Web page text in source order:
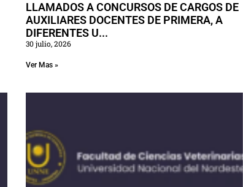
LLAMADOS A CONCURSOS DE CARGOS DE
AUXILIARES DOCENTES DE PRIMERA, A
DIFERENTES U...
30 julio, 2026
Ver Mas »